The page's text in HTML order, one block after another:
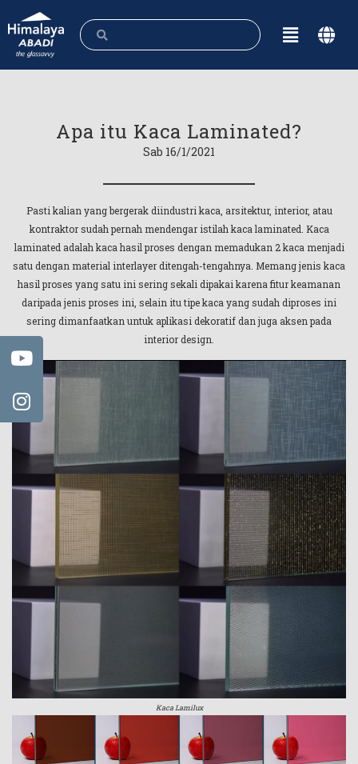
Apa itu Kaca Laminated?
Sab 16/1/2021
Pasti kalian yang bergerak diindustri kaca, arsitektur, interior, atau
kontraktor sudah pernah mendengar istilah kaca laminated. Kaca
laminated adalah kaca hasil proses dengan memadukan 2 kaca menjadi
satu dengan material interlayer ditengah-tengahnya. Memang jenis kaca
hasil proses yang satu ini sering sekali dipakai karena fitur keamanan
daripada jenis proses ini, selain itu tipe kaca yang sudah diproses ini
sering dimanfaatkan untuk aplikasi dekoratif dan juga aksen pada
interior design.
Kaca Lamilux